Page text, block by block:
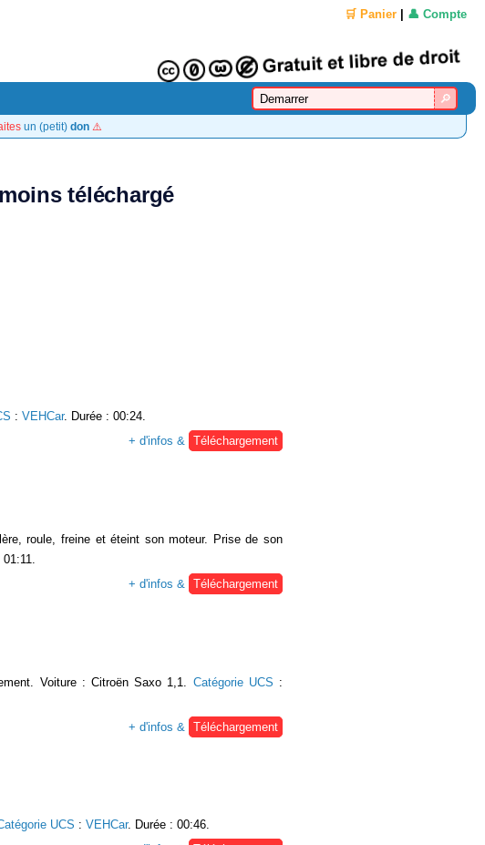
🛒 Panier 👤 Compte
un (petit) don ⚠️
téléchargé
: VEHCar. Durée : 00:24.
+ d'infos &
Téléchargement
roule, freine et éteint son moteur. Prise de son
+ d'infos &
Téléchargement
Voiture : Citroën Saxo 1,1. Catégorie UCS :
+ d'infos &
Téléchargement
UCS : VEHCar. Durée : 00:46.